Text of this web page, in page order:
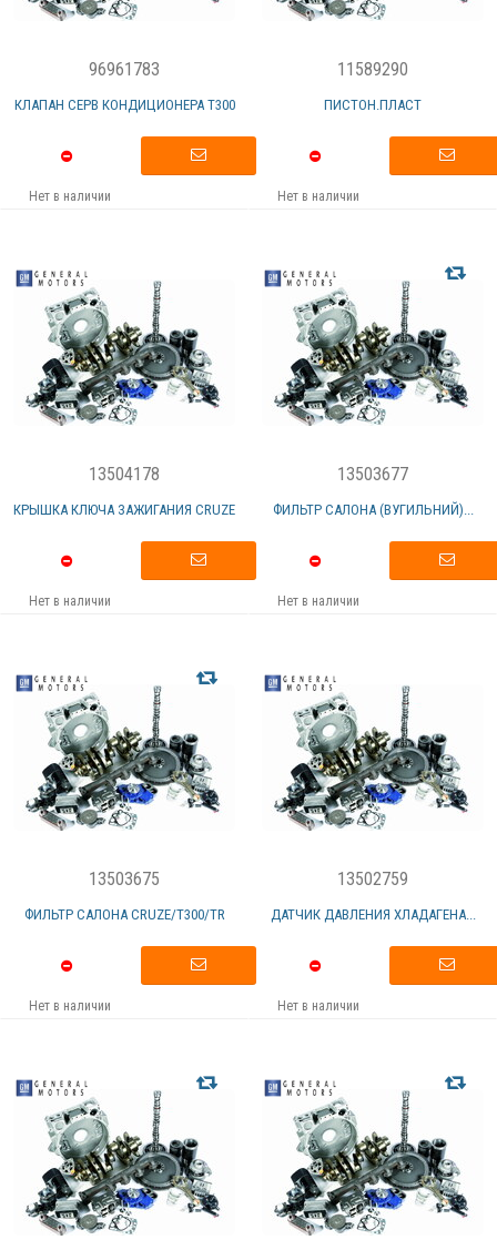
96961783
КЛАПАН СЕРВ КОНДИЦИОНЕРА Т300
Нет в наличии
11589290
ПИСТОН.ПЛАСТ
Нет в наличии
13504178
КРЫШКА КЛЮЧА ЗАЖИГАНИЯ CRUZE
Нет в наличии
13503677
ФИЛЬТР САЛОНА (ВУГИЛЬНИЙ)...
Нет в наличии
13503675
ФИЛЬТР САЛОНА CRUZE/Т300/TR
Нет в наличии
13502759
ДАТЧИК ДАВЛЕНИЯ ХЛАДАГЕНА...
Нет в наличии